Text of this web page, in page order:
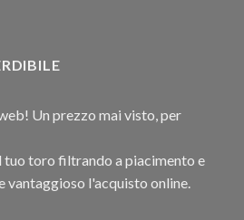
Un prezzo mai visto, per
tuo toro filtrando a piacimento e
vantaggioso l'acquisto online.